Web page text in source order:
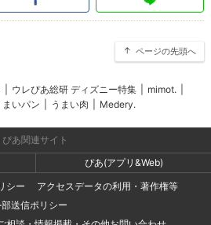
ページの先頭へ
ウレぴあ総研 ディズニー特集 mimot.
まいパン うまい肉 Medery.
ぴあ関連サイト
ぴあ(アプリ&Web)
シー
アクセスデータの利用・著作権等
送信ポリシー